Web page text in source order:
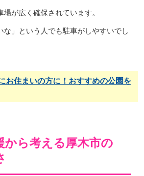
が広く確保されています。
な」という人でも駐車がしやすいでし
お住まいの方に！おすすめの公園を
から考える厚木市の